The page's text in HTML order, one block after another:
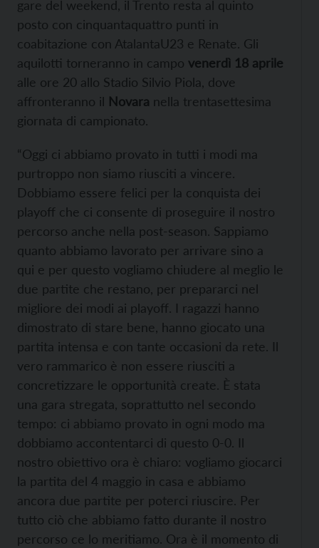
gare del weekend, il Trento resta al quinto
posto con cinquantaquattro punti in
coabitazione con AtalantaU23 e Renate. Gli
aquilotti torneranno in campo venerdì 18 aprile
alle ore 20 allo Stadio Silvio Piola, dove
affronteranno il Novara nella trentasettesima
giornata di campionato.
“Oggi ci abbiamo provato in tutti i modi ma
purtroppo non siamo riusciti a vincere.
Dobbiamo essere felici per la conquista dei
playoff che ci consente di proseguire il nostro
percorso anche nella post-season. Sappiamo
quanto abbiamo lavorato per arrivare sino a
qui e per questo vogliamo chiudere al meglio le
due partite che restano, per prepararci nel
migliore dei modi ai playoff. I ragazzi hanno
dimostrato di stare bene, hanno giocato una
partita intensa e con tante occasioni da rete. Il
vero rammarico è non essere riusciti a
concretizzare le opportunità create. È stata
una gara stregata, soprattutto nel secondo
tempo: ci abbiamo provato in ogni modo ma
dobbiamo accontentarci di questo 0-0. Il
nostro obiettivo ora è chiaro: vogliamo giocarci
la partita del 4 maggio in casa e abbiamo
ancora due partite per poterci riuscire. Per
tutto ciò che abbiamo fatto durante il nostro
percorso ce lo meritiamo. Ora è il momento di